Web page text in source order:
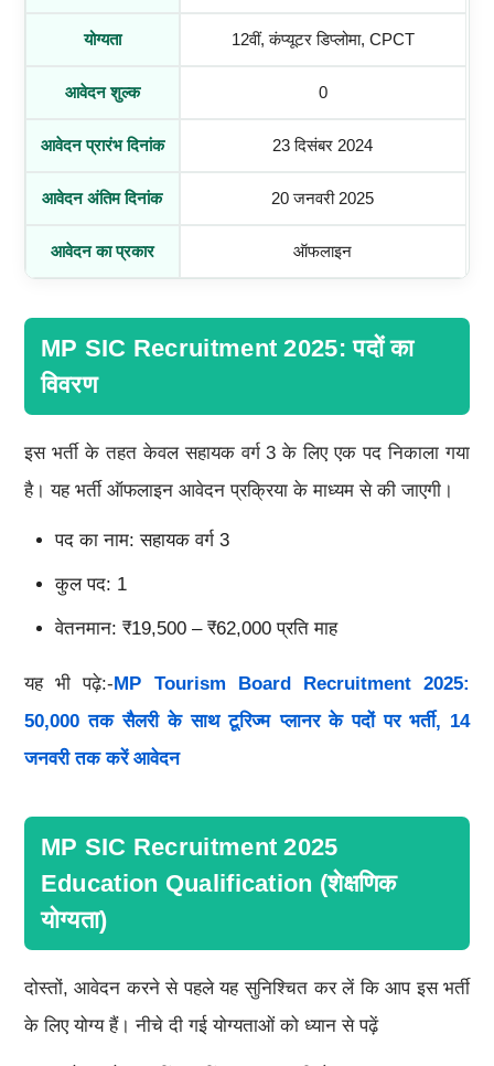
योग्यता 12वीं, कंप्यूटर डिप्लोमा, CPCT
आवेदन शुल्क 0
आवेदन प्रारंभ दिनांक 23 दिसंबर 2024
आवेदन अंतिम दिनांक 20 जनवरी 2025
आवेदन का प्रकार ऑफलाइन
MP SIC Recruitment 2025: पदों का
विवरण
इस भर्ती के तहत केवल सहायक वर्ग 3 के लिए एक पद निकाला गया
है। यह भर्ती ऑफलाइन आवेदन प्रक्रिया के माध्यम से की जाएगी।
पद का नाम: सहायक वर्ग 3
कुल पद: 1
वेतनमान: ₹19,500 – ₹62,000 प्रति माह
यह भी पढ़े:-MP Tourism Board Recruitment 2025:
50,000 तक सैलरी के साथ टूरिज्म प्लानर के पदों पर भर्ती, 14
जनवरी तक करें आवेदन
MP SIC Recruitment 2025
Education Qualification (शेक्षणिक
योग्यता)
दोस्तों, आवेदन करने से पहले यह सुनिश्चित कर लें कि आप इस भर्ती
के लिए योग्य हैं। नीचे दी गई योग्यताओं को ध्यान से पढ़ें